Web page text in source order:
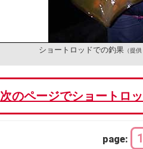
ショートロッドでの釣果（提供
次のページでショートロ
page: 1